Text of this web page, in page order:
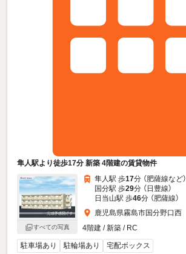
隼人駅より徒歩17分 新築 4階建の賃貸物件
すべての写真
隼人駅 歩17分 （肥薩線など）
国分駅 歩29分 （日豊線）
日当山駅 歩46分 （肥薩線）
鹿児島県霧島市国分野口西
4階建 / 新築 / RC
駐車場あり 駐輪場あり 宅配ボックス